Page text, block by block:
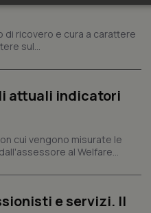
ricovero e cura a carattere
sul...
attuali indicatori
cui vengono misurate le
al Welfare...
e servizi. Il
Marketing
senza questi cookie.
con il sito. Registra i dati sul consenso
riguardo a varie politiche e